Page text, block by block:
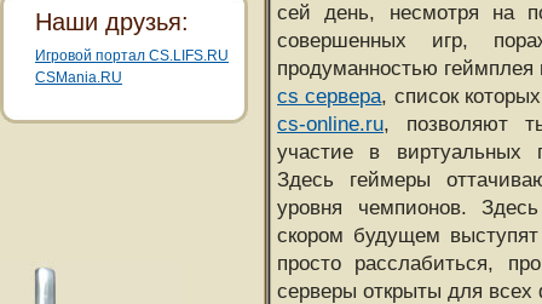
сей день, несмотря на
совершенных игр,
продуманностью
cs сервера, список
cs-online.ru, позволяют
участие в виртуальных
Здесь геймеры
уровня чемпионов.
скором будущем
просто расслабиться,
серверы открыты для всех
Наши друзья:
Игровой портал CS.LIFS.RU
CSMania.RU